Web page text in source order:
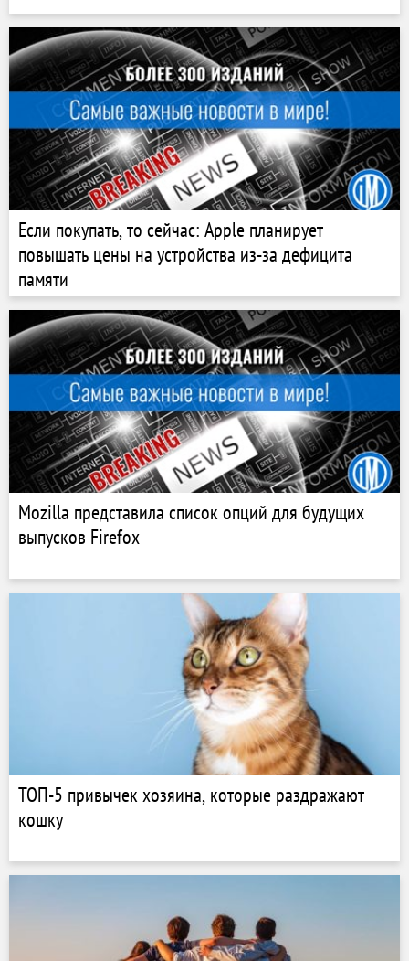
Если покупать, то сейчас: Apple планирует
повышать цены на устройства из-за дефицита
памяти
Mozilla представила список опций для будущих
выпусков Firefox
ТОП-5 привычек хозяина, которые раздражают
кошку